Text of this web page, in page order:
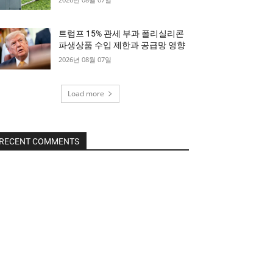
트럼프 15% 관세 부과 폴리실리콘
파생상품 수입 제한과 공급망 영향
2026년 08월 07일
Load more
COMMENTS